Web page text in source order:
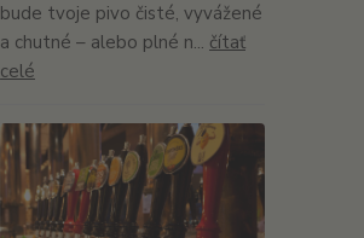
bude tvoje pivo čisté, vyvážené
a chutné – alebo plné n... čítať
celé